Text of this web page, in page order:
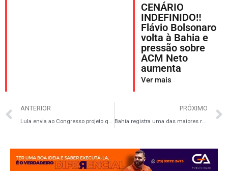
CENÁRIO
INDEFINIDO‼️
Flávio Bolsonaro
volta à Bahia e
pressão sobre
ACM Neto
aumenta
Ver mais
ANTERIOR
Lula envia ao Congresso projeto que permite reajuste salarial de policiais
PRÓXIMO
Bahia registra uma das maiores reduções de homicídios da década e bloqueia R$ 6,5 bilhões do crime organizado